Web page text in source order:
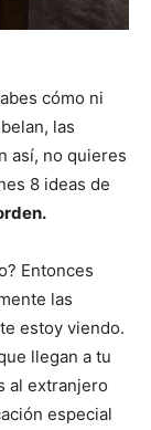
cómo ni
las
así, no quieres
8 ideas de
Entonces
las
estoy viendo.
llegan a tu
al extranjero
especial